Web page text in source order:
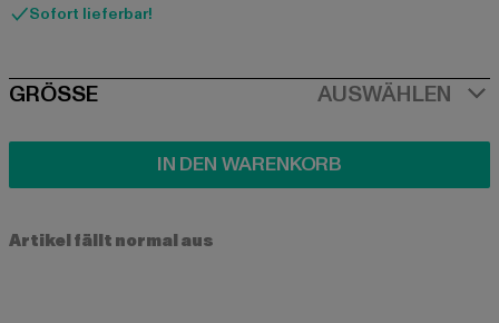
Sofort lieferbar!
SIZE
GRÖSSE AUSWÄHLEN
IN DEN WARENKORB
Artikel fällt normal aus